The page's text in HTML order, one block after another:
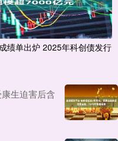
绩单出炉 2025年科创债发行
生迫害后含